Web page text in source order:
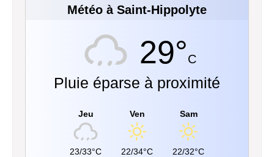
Météo à Saint-Hippolyte
29°C
Pluie éparse à proximité
Jeu
23/33°C
Ven
22/34°C
Sam
22/32°C